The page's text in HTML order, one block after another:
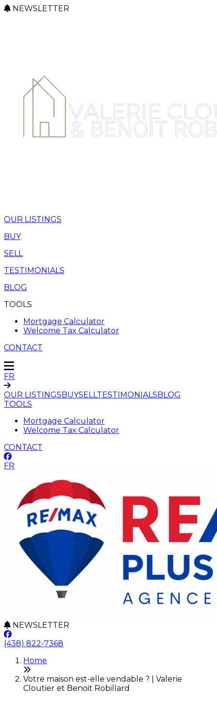
NEWSLETTER
OUR LISTINGS
BUY
SELL
TESTIMONIALS
BLOG
TOOLS
Mortgage Calculator
Welcome Tax Calculator
CONTACT
FR
OUR LISTINGSBUYSELLTESTIMONIALSBLOG
TOOLS
Mortgage Calculator
Welcome Tax Calculator
CONTACT
FR
NEWSLETTER
(438) 822-7368
Home
Votre maison est-elle vendable ? | Valerie
Cloutier et Benoit Robillard